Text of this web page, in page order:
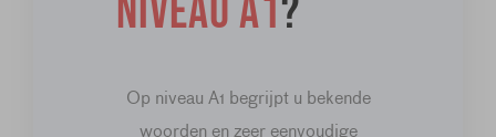
niveau A1?
Op niveau A1 begrijpt u bekende
woorden en zeer eenvoudige